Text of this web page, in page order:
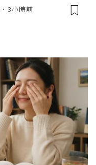
3小時前